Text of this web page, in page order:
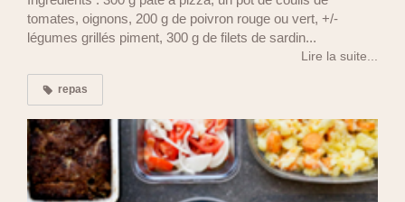
tomates, oignons, 200 g de poivron rouge ou vert, +/-
légumes grillés piment, 300 g de filets de sardin...
Lire la suite...
repas